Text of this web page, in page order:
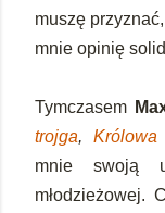
muszę
mnie opinię
Tymczasem
trojga, Królowa
mnie swoją
młodzieżowej.